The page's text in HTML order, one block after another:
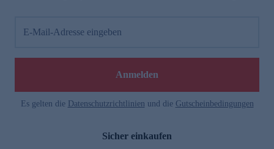
E-Mail-Adresse eingeben
Anmelden
Es gelten die Datenschutzrichtlinien und die Gutscheinbedingungen
Sicher einkaufen